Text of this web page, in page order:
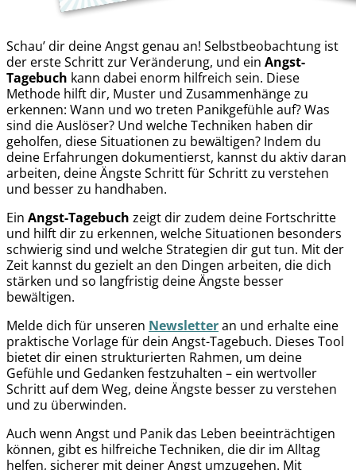
Schau’ dir deine Angst genau an! Selbstbeobachtung ist
der erste Schritt zur Veränderung, und ein Angst-
Tagebuch kann dabei enorm hilfreich sein. Diese
Methode hilft dir, Muster und Zusammenhänge zu
erkennen: Wann und wo treten Panikgefühle auf? Was
sind die Auslöser? Und welche Techniken haben dir
geholfen, diese Situationen zu bewältigen? Indem du
deine Erfahrungen dokumentierst, kannst du aktiv daran
arbeiten, deine Ängste Schritt für Schritt zu verstehen
und besser zu handhaben.
Ein Angst-Tagebuch zeigt dir zudem deine Fortschritte
und hilft dir zu erkennen, welche Situationen besonders
schwierig sind und welche Strategien dir gut tun. Mit der
Zeit kannst du gezielt an den Dingen arbeiten, die dich
stärken und so langfristig deine Ängste besser
bewältigen.
Melde dich für unseren Newsletteran und erhalte eine
praktische Vorlage für dein Angst-Tagebuch. Dieses Tool
bietet dir einen strukturierten Rahmen, um deine
Gefühle und Gedanken festzuhalten – ein wertvoller
Schritt auf dem Weg, deine Ängste besser zu verstehen
und zu überwinden.
Auch wenn Angst und Panik das Leben beeinträchtigen
können, gibt es hilfreiche Techniken, die dir im Alltag
helfen, sicherer mit deiner Angst umzugehen. Mit